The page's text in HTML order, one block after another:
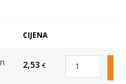
CIJENA
2,53 €